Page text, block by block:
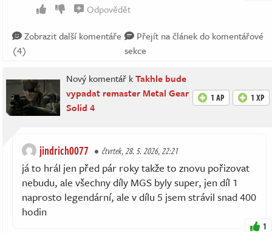
Odpovědět
Zobrazit další komentáře
(4)
Přejít na článek do komentářové
sekce
Nový komentář kTakhle bude
vypadat remaster Metal Gear
Solid 4
1 AP 1 XP
jindrich0077 čtvrtek, 28. 5. 2026, 22:21
já to hrál jen před pár roky takže to znovu pořizovat
nebudu, ale všechny díly MGS byly super, jen díl 1
naprosto legendární, ale v dílu 5 jsem strávil snad 400
hodin
1